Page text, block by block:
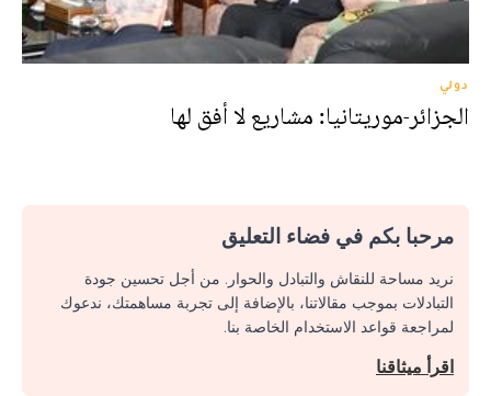
دولي
الجزائر-موريتانيا: مشاريع لا أفق لها
مرحبا بكم في فضاء التعليق
نريد مساحة للنقاش والتبادل والحوار. من أجل تحسين جودة
التبادلات بموجب مقالاتنا، بالإضافة إلى تجربة مساهمتك، ندعوك
لمراجعة قواعد الاستخدام الخاصة بنا.
اقرأ ميثاقنا